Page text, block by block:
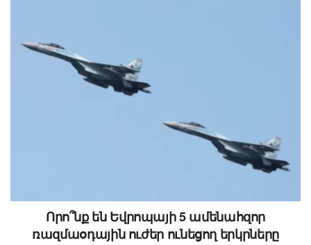
Որո՞նք են Եվրոպայի 5 ամենահզոր
ռազմաօդային ուժեր ունեցող երկրները